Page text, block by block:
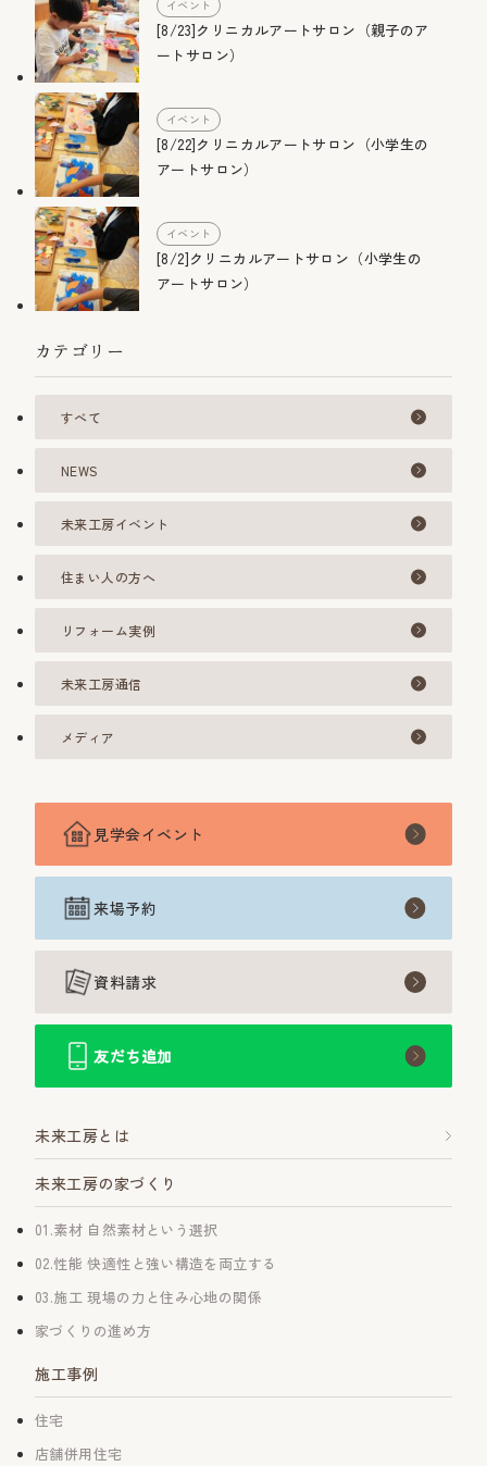
イベント
[8/23]クリニカルアートサロン（親子のア
ートサロン）
イベント
[8/22]クリニカルアートサロン（小学生の
アートサロン）
イベント
[8/2]クリニカルアートサロン（小学生の
アートサロン）
カテゴリー
すべて
NEWS
未来工房イベント
住まい人の方へ
リフォーム実例
未来工房通信
メディア
見学会イベント
来場予約
資料請求
友だち追加
未来工房とは
未来工房の家づくり
01.素材 自然素材という選択
02.性能 快適性と強い構造を両立する
03.施工 現場の力と住み心地の関係
家づくりの進め方
施工事例
住宅
店舗併用住宅